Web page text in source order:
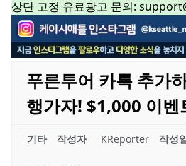
상단 고정 유료광고 문의:
푸른투어 카톡 추가
행가자! $1,000 이벤
기타 작성자 KReporter 작성